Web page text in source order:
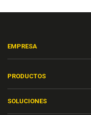
EMPRESA
PRODUCTOS
SOLUCIONES